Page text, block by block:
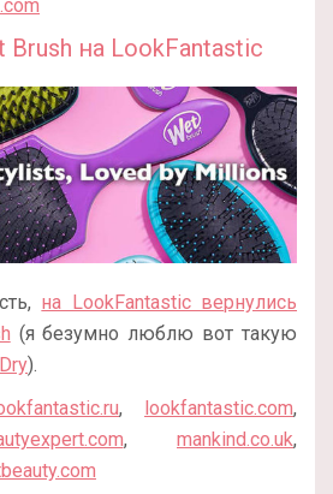
Brush на LookFantastic
на LookFantastic вернулись
(я безумно люблю вот такую
).
, lookfantastic.com,
, mankind.co.uk,